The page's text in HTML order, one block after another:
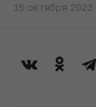
15 октября 2023